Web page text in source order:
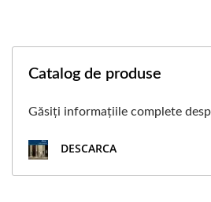
Catalog de produse
Găsiți informațiile complete
DESCARCA